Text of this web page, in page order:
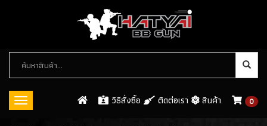
Toggle
วิธีสั่งซื้อ ติดต่อเรา สินค้า 0
หมวด
หมู่
สินค้า